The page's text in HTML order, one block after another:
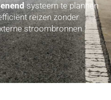
systeem te plannen
reizen zonder
stroombronnen.